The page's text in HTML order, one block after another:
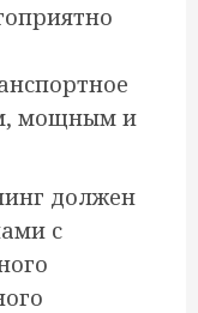
мощным и
должен
с